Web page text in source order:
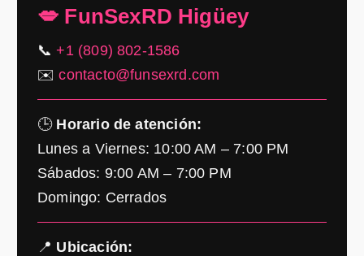
💋 FunSexRD Higüey
📞+1 (809) 802-1586
✉️contacto@funsexrd.com
🕒 Horario de atención:
Lunes a Viernes: 10:00 AM – 7:00 PM
Sábados: 9:00 AM – 7:00 PM
Domingo: Cerrados
📍 Ubicación: